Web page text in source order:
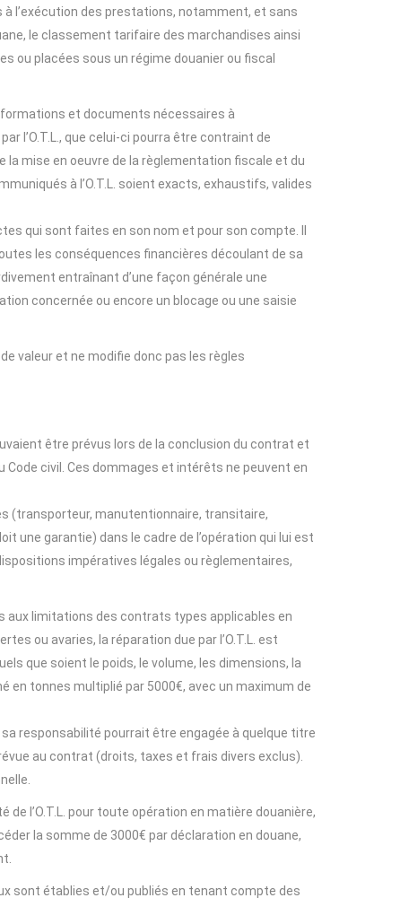
à l’exécution des prestations, notamment, et sans
le classement tarifaire des marchandises ainsi
ou placées sous un régime douanier ou fiscal
et documents nécessaires à
l’O.T.L., que celui-ci pourra être contraint de
la mise en oeuvre de la règlementation fiscale et du
à l’O.T.L. soient exacts, exhaustifs, valides
qui sont faites en son nom et pour son compte. Il
les conséquences financières découlant de sa
entraînant d’une façon générale une
concernée ou encore un blocage ou une saisie
valeur et ne modifie donc pas les règles
être prévus lors de la conclusion du contrat et
civil. Ces dommages et intérêts ne peuvent en
(transporteur, manutentionnaire, transitaire,
une garantie) dans le cadre de l’opération qui lui est
impératives légales ou règlementaires,
aux limitations des contrats types applicables en
ou avaries, la réparation due par l’O.T.L. est
que soient le poids, le volume, les dimensions, la
en tonnes multiplié par 5000€, avec un maximum de
responsabilité pourrait être engagée à quelque titre
au contrat (droits, taxes et frais divers exclus).
de l’O.T.L. pour toute opération en matière douanière,
la somme de 3000€ par déclaration en douane,
sont établies et/ou publiés en tenant compte des